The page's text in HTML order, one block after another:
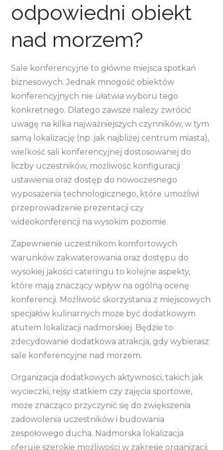
odpowiedni obiekt
nad morzem?
Sale konferencyjne to główne miejsca spotkań
biznesowych. Jednak mnogość obiektów
konferencyjnych nie ułatwia wyboru tego
konkretnego. Dlatego zawsze należy zwrócić
uwagę na kilka najważniejszych czynników, w tym
samą lokalizację (np. jak najbliżej centrum miasta),
wielkość sali konferencyjnej dostosowanej do
liczby uczestników, możliwość konfiguracji
ustawienia oraz dostęp do nowoczesnego
wyposażenia technologicznego, które umożliwi
przeprowadzenie prezentacji czy
wideokonferencji na wysokim poziomie.
Zapewnienie uczestnikom komfortowych
warunków zakwaterowania oraz dostępu do
wysokiej jakości cateringu to kolejne aspekty,
które mają znaczący wpływ na ogólną ocenę
konferencji. Możliwość skorzystania z miejscowych
specjałów kulinarnych może być dodatkowym
atutem lokalizacji nadmorskiej. Będzie to
zdecydowanie dodatkowa atrakcja, gdy wybierasz
sale konferencyjne nad morzem.
Organizacja dodatkowych aktywności, takich jak
wycieczki, rejsy statkiem czy zajęcia sportowe,
może znacząco przyczynić się do zwiększenia
zadowolenia uczestników i budowania
zespołowego ducha. Nadmorska lokalizacja
oferuje szerokie możliwości w zakresie organizacji